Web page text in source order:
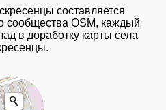
составляется
сообщества OSM, каждый
в доработку карты села